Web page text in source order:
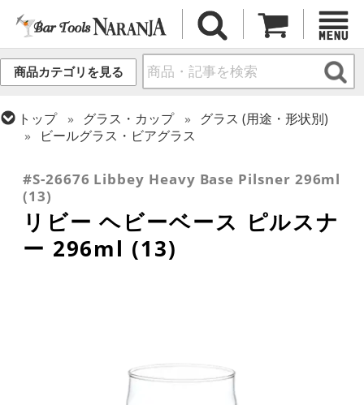
商品カテゴリを見る
トップ グラス・カップ
グラス (用途・形状別)
ビールグラス・ビアグラス
リビー
#S-26676 Libbey Heavy Base Pilsner 296ml
(13)
リビー ヘビーベース ピルスナ
ー 296ml (13)